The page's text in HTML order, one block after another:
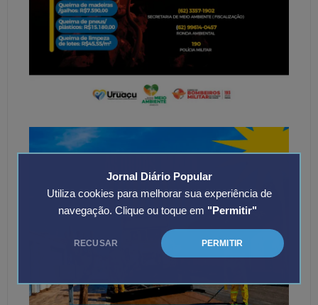
Jornal Diário Popular
Utiliza cookies para melhorar sua experiência de
navegação. Clique ou toque em "Permitir"
RECUSAR PERMITIR